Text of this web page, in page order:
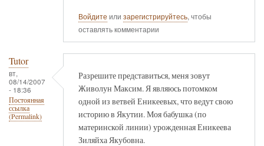
Войдите или зарегистрируйтесь, чтобы
оставлять комментарии
Tutor
вт,
08/14/2007
- 18:36
Постоянная
ссылка
(Permalink)
Разрешите представиться, меня зовут
Живолун Максим. Я являюсь потомком
одной из ветвей Еникеевых, что ведут свою
историю в Якутии. Моя бабушка (по
материнской линии) урожденная Еникеева
Зиляйха Якубовна.